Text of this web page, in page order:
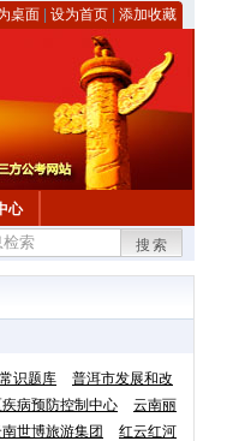
桌面 设为首页 添加收藏
心
搜索
识题库
普洱市发展和改
病预防控制中心
云南丽
世博旅游集团
红云红河